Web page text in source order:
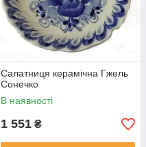
Салатниця керамічна Гжель
Сонечко
В наявності
1 551 ₴